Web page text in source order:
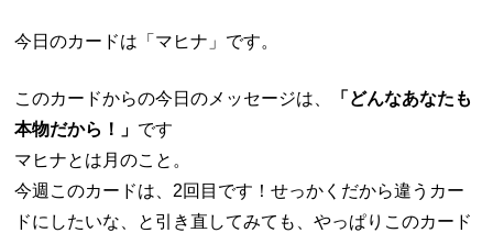
今日のカードは「マヒナ」です。
このカードからの今日のメッセージは、
「どんなあなたも
本物だから！」 です
マヒナとは月のこと。
今週このカードは、2回目です！せっかくだから違うカー
ドにしたいな、と引き直してみても、やっぱりこのカード